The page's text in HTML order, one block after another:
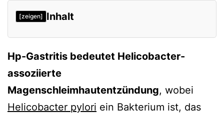
[zeigen] Inhalt
Verweise
Hp-Gastritis bedeutet Helicobacter-
assoziierte
Magenschleimhautentzündung, wobei
Helicobacter pylori ein Bakterium ist, das